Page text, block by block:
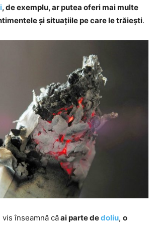
, de exemplu, ar putea oferi mai multe
și situațiile pe care le trăiești.
vis înseamnă căai parte dedoliu, o